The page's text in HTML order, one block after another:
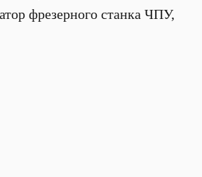
фрезерного станка ЧПУ,